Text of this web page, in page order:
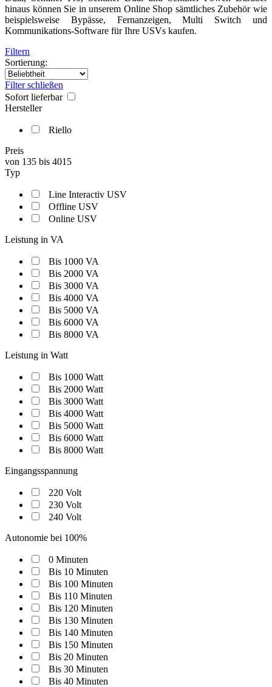
hinaus können Sie in unserem Online Shop sämtliches Zubehör wie
beispielsweise Bypässe, Fernanzeigen, Multi Switch und
Kommunikations-Software für Ihre USVs kaufen.
Filtern
Sortierung:
Filter schließen
Sofort lieferbar
Hersteller
Riello
Preis
von 135 bis 4015
Typ
Line Interactiv USV
Offline USV
Online USV
Leistung in VA
Bis 1000 VA
Bis 2000 VA
Bis 3000 VA
Bis 4000 VA
Bis 5000 VA
Bis 6000 VA
Bis 8000 VA
Leistung in Watt
Bis 1000 Watt
Bis 2000 Watt
Bis 3000 Watt
Bis 4000 Watt
Bis 5000 Watt
Bis 6000 Watt
Bis 8000 Watt
Eingangsspannung
220 Volt
230 Volt
240 Volt
Autonomie bei 100%
0 Minuten
Bis 10 Minuten
Bis 100 Minuten
Bis 110 Minuten
Bis 120 Minuten
Bis 130 Minuten
Bis 140 Minuten
Bis 150 Minuten
Bis 20 Minuten
Bis 30 Minuten
Bis 40 Minuten